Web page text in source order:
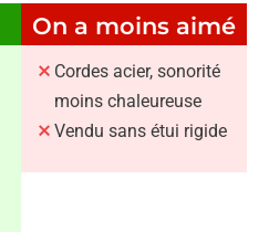
On a moins aimé
Cordes acier, sonorité
moins chaleureuse
Vendu sans étui rigide